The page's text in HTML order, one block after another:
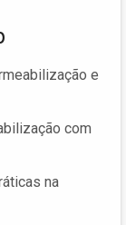
e
com
na